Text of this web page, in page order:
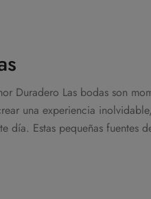
Duradero Las bodas son
una experiencia
día. Estas pequeñas fuentes